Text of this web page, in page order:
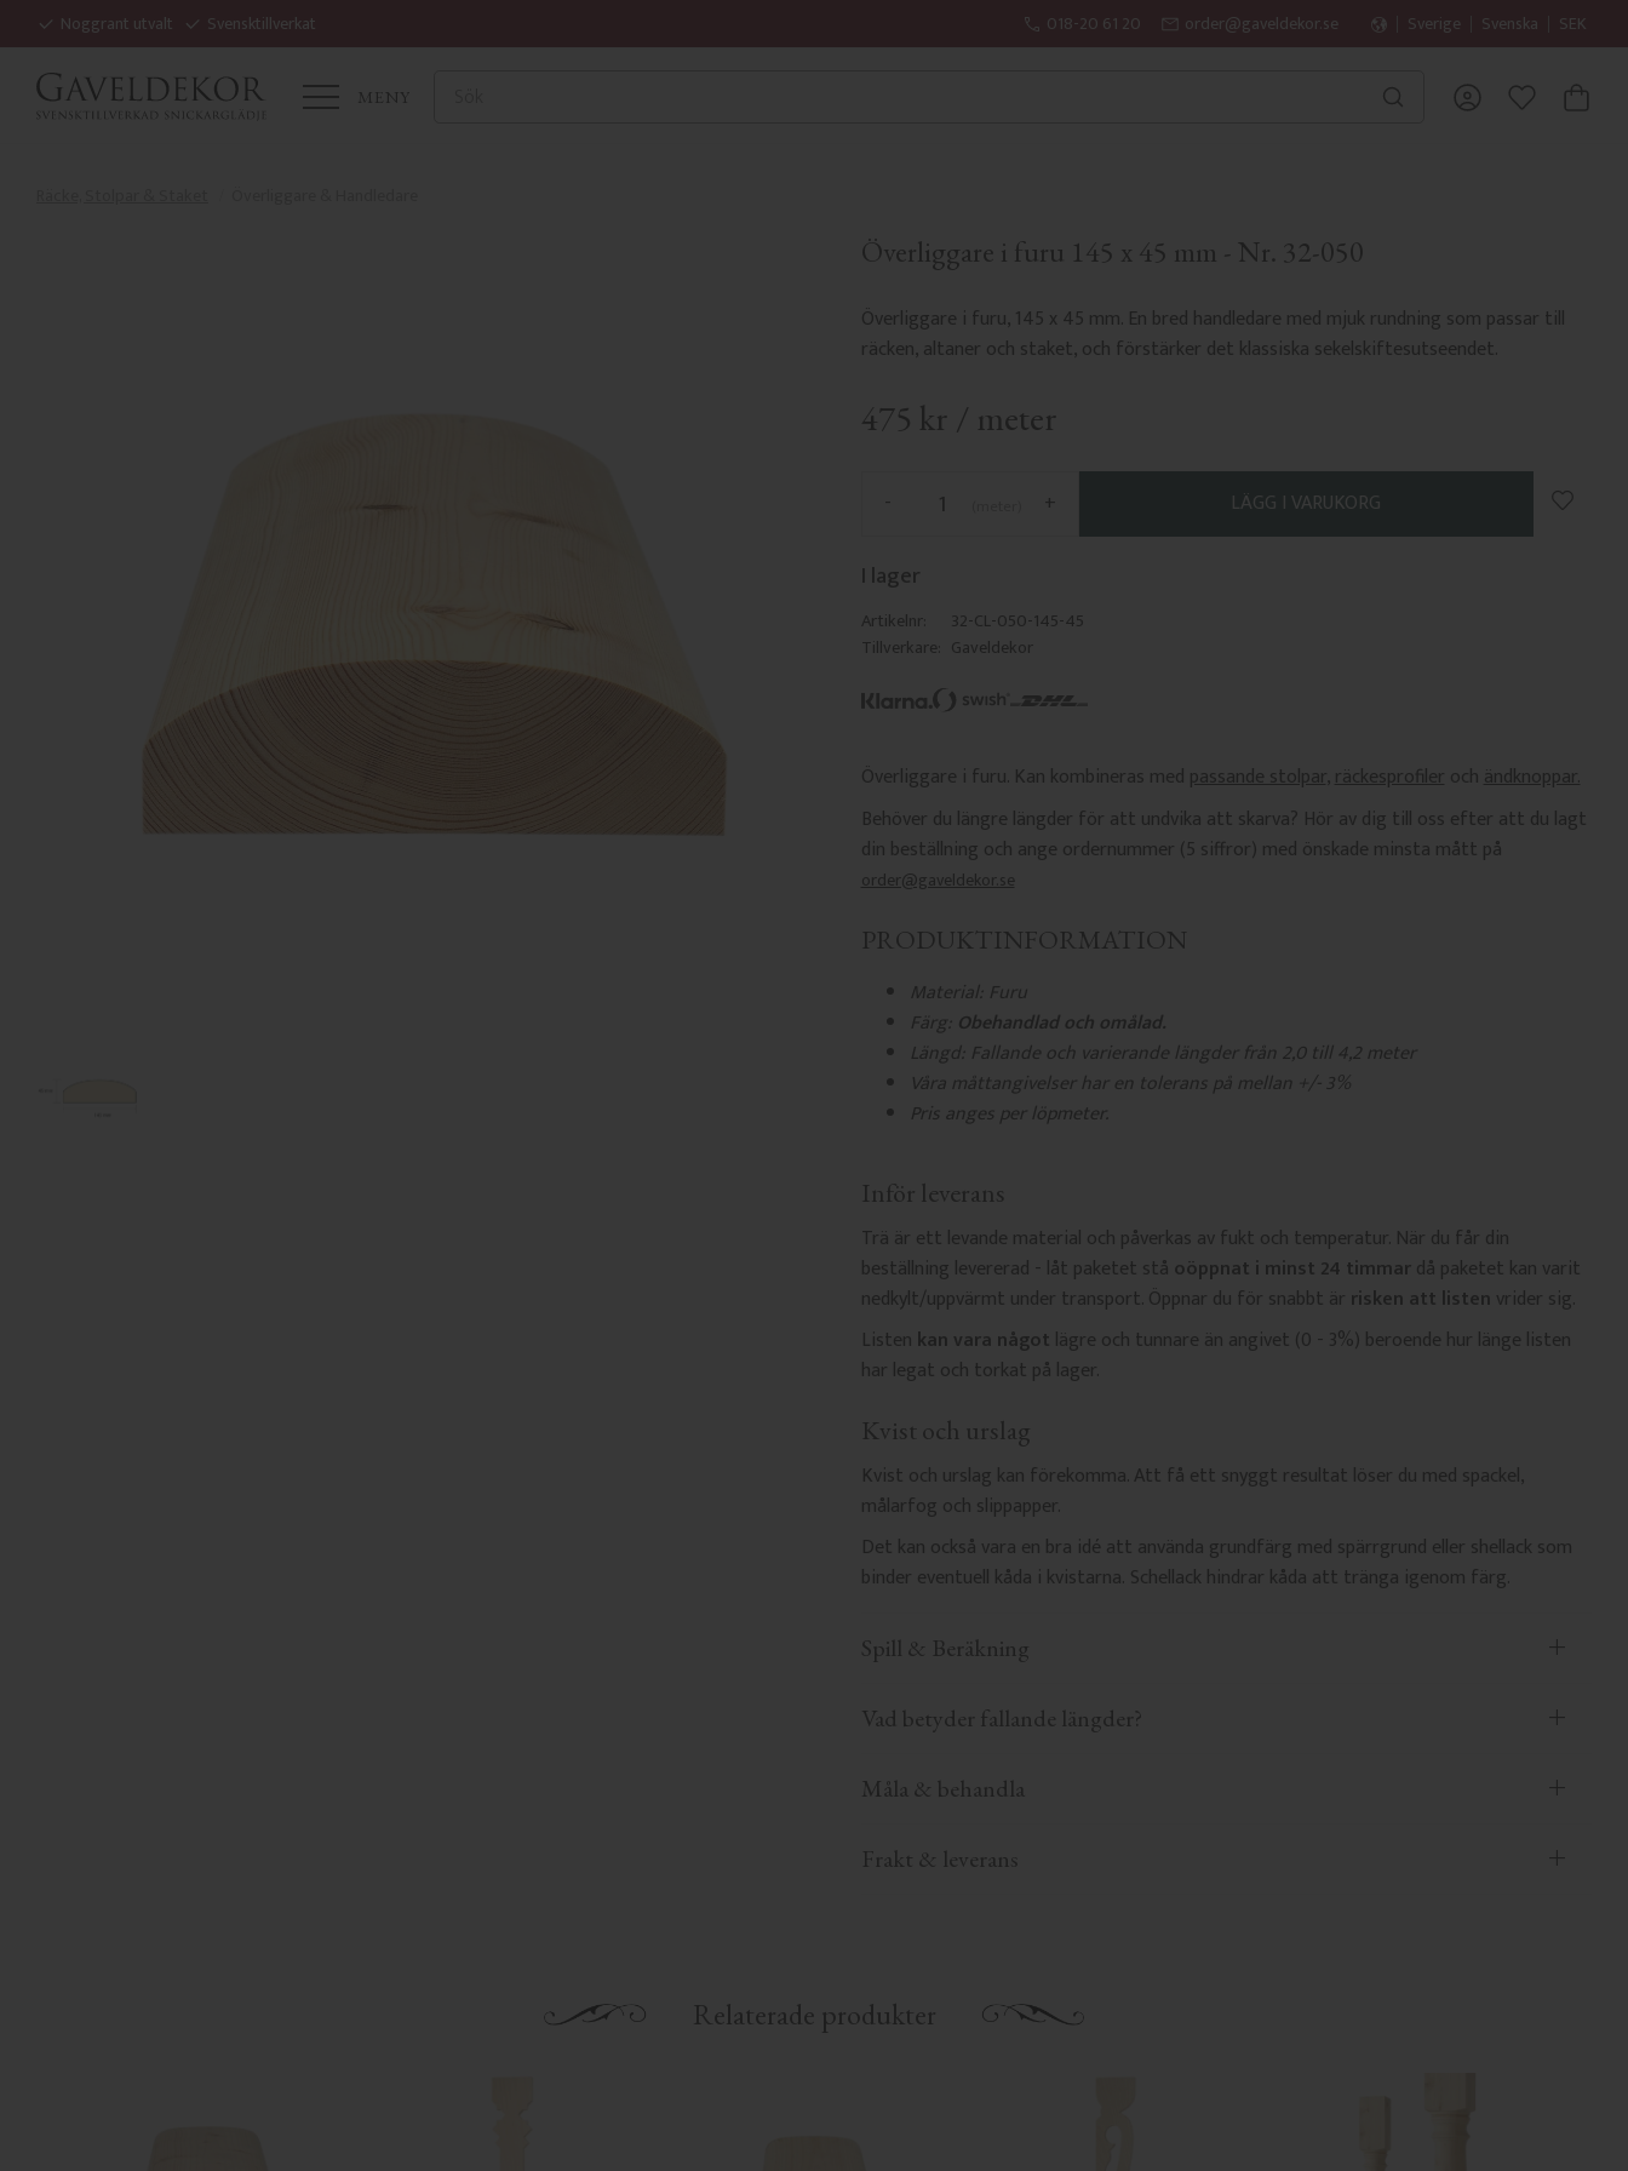
Noggrant utvalt Svensktillverkat 018-20 61 20 order@gaveldekor.se Sverige Svenska SEK
MENY
FAVORITER
Överliggare i furu 145 x 45 mm - Nr. 32-050
Överliggare i furu, 145 x 45 mm. En bred handledare med mjuk rundning som passar till
räcken, altaner och staket, och förstärker det klassiska sekelskiftesutseendet.
475 kr / meter
+
-
Lägg
I lager
Artikelnr
32-CL-050-145-45
Tillverkare Gaveldekor
Överliggare i furu. Kan kombineras med passande stolpar,räckesprofiler ochändknoppar.
Behöver du längre längder för att undvika att skarva? Hör av dig till oss efter att du lagt
din beställning och ange ordernummer (5 siffror) med önskade minsta mått på
order@gaveldekor.se
PRODUKTINFORMATION
Material: Furu
Färg: Obehandlad och omålad.
Längd: Fallande och varierande längder från 2,0 till 4,2 meter
Våra måttangivelser har en tolerans på mellan +/- 3%
Pris anges per löpmeter.
Inför leverans
Trä är ett levande material och påverkas av fukt och temperatur. När du får din
beställning levererad - låt paketet stå oöppnat i minst 24 timmardå paketet kan varit
nedkylt/uppvärmt under transport. Öppnar du för snabbt är risken att listen vrider sig.
Listen kan vara något lägre och tunnare än angivet (0 - 3%) beroende hur länge listen
har legat och torkat på lager.
Kvist och urslag
Kvist och urslag kan förekomma. Att få ett snyggt resultat löser du med spackel,
målarfog och slippapper.
Det kan också vara en bra idé att använda grundfärg med spärrgrund eller shellack som
binder eventuell kåda i kvistarna. Schellack hindrar kåda att tränga igenom färg.
Spill & Beräkning
Vad betyder fallande längder?
Måla & behandla
Frakt & leverans
Relaterade produkter